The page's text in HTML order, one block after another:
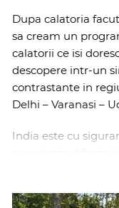
Dupa calatoria
sa cream un
calatorii ce isi
descopere intr-un
contrastante in
Delhi – Varanasi –
India este cu
experiente diferite